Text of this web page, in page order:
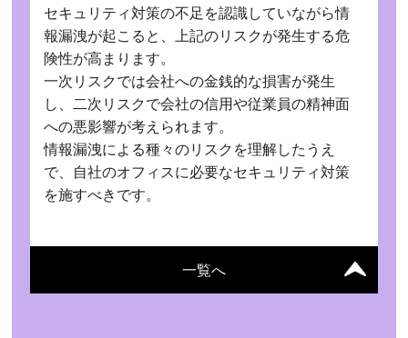
一覧へ
セキュリティ対策の不足を認識していながら情
報漏洩が起こると、上記のリスクが発生する危
険性が高まります。
一次リスクでは会社への金銭的な損害が発生
し、二次リスクで会社の信用や従業員の精神面
への悪影響が考えられます。
情報漏洩による種々のリスクを理解したうえ
で、自社のオフィスに必要なセキュリティ対策
を施すべきです。